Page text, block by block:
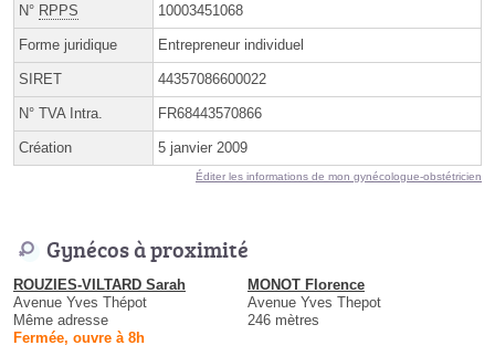
N° RPPS 10003451068
Forme juridique Entrepreneur individuel
SIRET 44357086600022
N° TVA Intra. FR68443570866
Création 5 janvier 2009
Éditer les informations de mon gynécologue-obstétricien
Gynécos à proximité
ROUZIES-VILTARD Sarah
Avenue Yves Thépot
Même adresse
Fermée, ouvre à 8h
MONOT Florence
Avenue Yves Thepot
246 mètres